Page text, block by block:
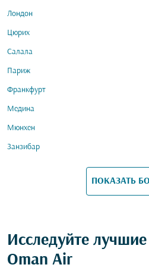
Лондон
Цюрих
Салала
Париж
Франкфурт
Медина
Мюнхен
Занзибар
ПОКАЗАТЬ
Исследуйте
Oman Air